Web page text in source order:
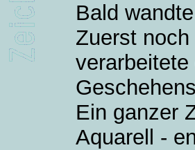
Bald
Zuerst
Ein ganzer
Aquarell -